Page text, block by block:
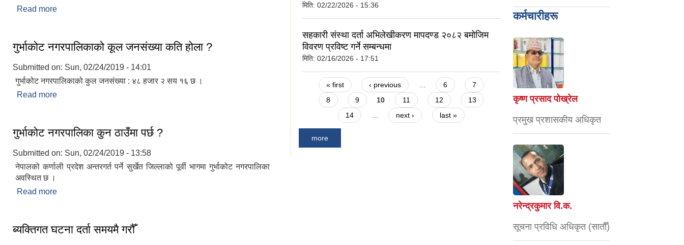
Read more
गुर्भाकोट नगरपालिकाको कूल जनसंख्या कति होला ?
Submitted on: Sun, 02/24/2019 - 14:01
गुर्भाकोट नगरपालिकाको कुल जनसंख्या : ४८ हजार २ सय १६ छ ।
Read more
गुर्भाकोट नगरपालिका कुन ठाउँमा पर्छ ?
Submitted on: Sun, 02/24/2019 - 13:58
नेपालको कर्णाली प्रदेश अन्तरगर्त पर्ने सुर्खेत जिल्लाको पूर्वी भागमा गुर्भाकोट नगरपालिका
अवस्थित छ ।
Read more
ब्यक्तिगत घटना दर्ता समयमै गरौँ
मिति: 02/22/2026 - 15:36
सहकारी संस्था दर्ता अभिलेखीकरण मापदण्ड २०८२ बमोजिम
विवरण प्रविष्ट गर्ने सम्बन्धमा
मिति: 02/16/2026 - 17:51
Pages
« first ‹ previous … 6
7
8
9 10 11 12
13
14
… next › last »
more
कर्मचारीहरू
कृष्ण प्रसाद पोख्रेल
प्रमुख प्रशासकीय अधिकृत
नरेन्द्रकुमार वि.क.
सूचना प्रविधि अधिकृत (सातौँ)